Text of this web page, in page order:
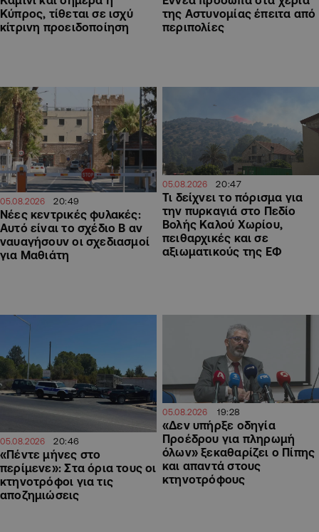
Κύπρος, τίθεται σε ισχύ
κίτρινη προειδοποίηση
της Αστυνομίας έπειτα από
περιπολίες
05.08.2026 20:49
Νέες κεντρικές φυλακές:
Αυτό είναι το σχέδιο Β αν
ναυαγήσουν οι σχεδιασμοί
για Μαθιάτη
05.08.2026 20:47
Τι δείχνει το πόρισμα για
την πυρκαγιά στο Πεδίο
Βολής Καλού Χωρίου,
πειθαρχικές και σε
αξιωματικούς της ΕΦ
05.08.2026 20:46
«Πέντε μήνες στο
περίμενε»: Στα όρια τους οι
κτηνοτρόφοι για τις
αποζημιώσεις
05.08.2026 19:28
«Δεν υπήρξε οδηγία
Προέδρου για πληρωμή
όλων» ξεκαθαρίζει ο Πίπης
και απαντά στους
κτηνοτρόφους